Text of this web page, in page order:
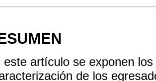
este artículo se exponen
de los